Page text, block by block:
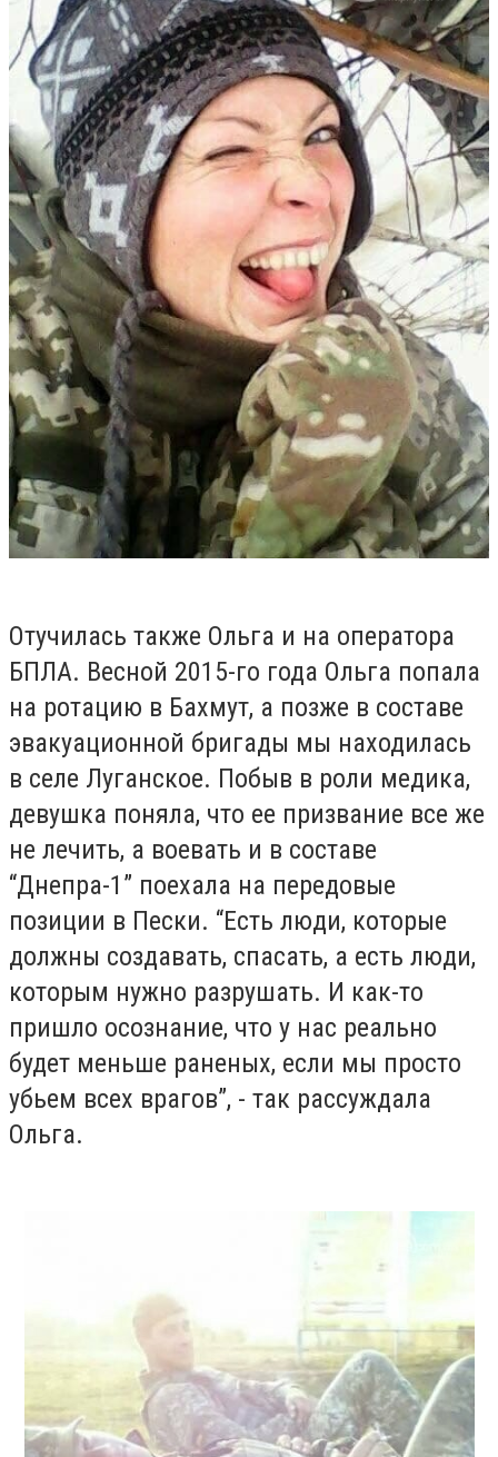
Отучилась также Ольга и на оператора
БПЛА. Весной 2015-го года Ольга попала
на ротацию в Бахмут, а позже в составе
эвакуационной бригады мы находилась
в селе Луганское. Побыв в роли медика,
девушка поняла, что ее призвание все же
не лечить, а воевать и в составе
“Днепра-1” поехала на передовые
позиции в Пески. “Есть люди, которые
должны создавать, спасать, а есть люди,
которым нужно разрушать. И как-то
пришло осознание, что у нас реально
будет меньше раненых, если мы просто
убьем всех врагов”, - так рассуждала
Ольга.